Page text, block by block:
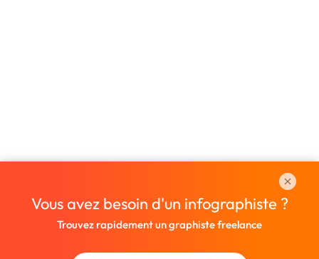
Vous avez besoin d'un infographiste ?
Trouvez rapidement un graphiste freelance